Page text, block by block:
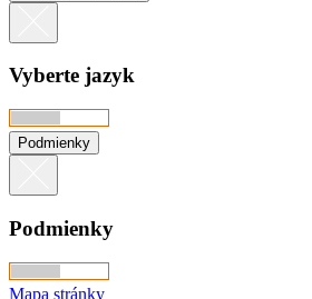
Vyberte jazyk
Podmienky
Podmienky
Mapa stránky